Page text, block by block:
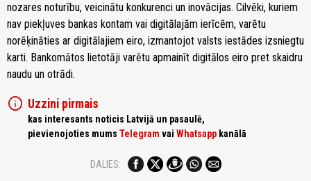
nozares noturību, veicinātu konkurenci un inovācijas. Cilvēki, kuriem
nav piekļuves bankas kontam vai digitālajām ierīcēm, varētu
norēķināties ar digitālajiem eiro, izmantojot valsts iestādes izsniegtu
karti. Bankomātos lietotāji varētu apmainīt digitālos eiro pret skaidru
naudu un otrādi.
info Uzzini pirmais
kas interesants noticis Latvijā un pasaulē,
pievienojoties mums Telegram vai Whatsapp kanālā
DALIES: